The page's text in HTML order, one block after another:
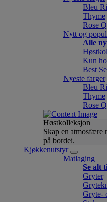
Bleu
Thyme
Rose
Nytt og
Alle
Kun
Best
Nyeste farger
Bleu
Thyme
Rose
Høstkolleksjon
Skap en atmosfære
på bordet.
Kjøkkenutstyr
Matlaging
Se alt
Gryter
Gryte-